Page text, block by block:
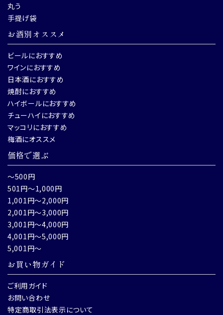
丸う
手提げ袋
お酒別オススメ
ビールにおすすめ
ワインにおすすめ
日本酒におすすめ
焼酎におすすめ
ハイボールにおすすめ
チューハイにおすすめ
マッコリにおすすめ
梅酒にオススメ
価格で選ぶ
～500円
501円～1,000円
1,001円～2,000円
2,001円～3,000円
3,001円～4,000円
4,001円～5,000円
5,001円～
お買い物ガイド
ご利用ガイド
お問い合わせ
特定商取引法表示について